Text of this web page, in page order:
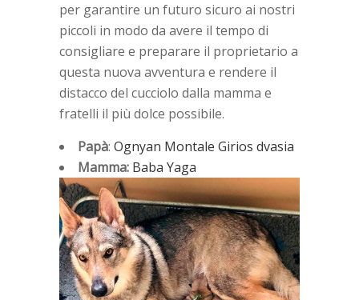
per garantire un futuro sicuro ai nostri
piccoli in modo da avere il tempo di
consigliare e preparare il proprietario a
questa nuova avventura e rendere il
distacco del cucciolo dalla mamma e
fratelli il più dolce possibile.
Papà: Ognyan Montale Girios dvasia
Mamma: Baba Yaga